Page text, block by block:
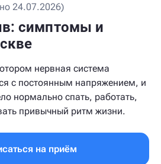
24.07.2026)
симптомы и
нервная система
с постоянным напряжением, и
нормально спать, работать,
привычный ритм жизни.
на приём